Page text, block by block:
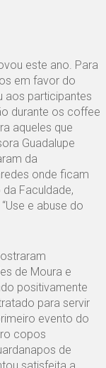
este ano. Para
em favor do
aos participantes
durante os coffee
aqueles que
Guadalupe
da
onde ficam
Faculdade,
e abuse do
de Moura e
positivamente
para servir
evento do
copos
de